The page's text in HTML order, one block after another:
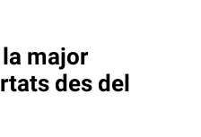
major
des del